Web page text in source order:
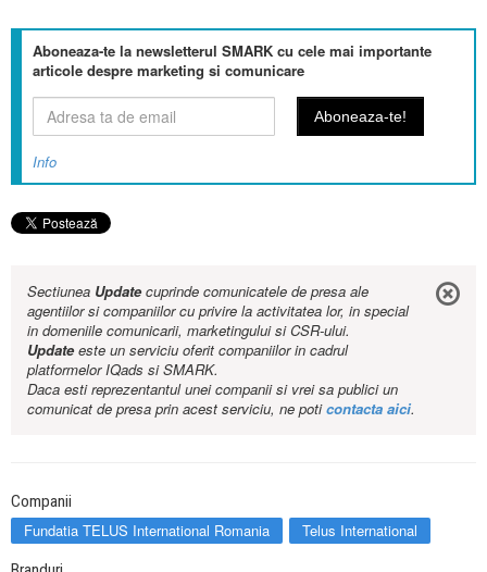
Aboneaza-te la newsletterul SMARK cu cele mai importante
articole despre marketing si comunicare
Info
Sectiunea Updatecuprinde comunicatele de presa ale
agentiilor si companiilor cu privire la activitatea lor, in special
in domeniile comunicarii, marketingului si CSR-ului.
Updateeste un serviciu oferit companiilor in cadrul
platformelor IQads si SMARK.
Daca esti reprezentantul unei companii si vrei sa publici un
comunicat de presa prin acest serviciu, ne poticontacta aici.
Companii
Fundatia TELUS International Romania Telus International